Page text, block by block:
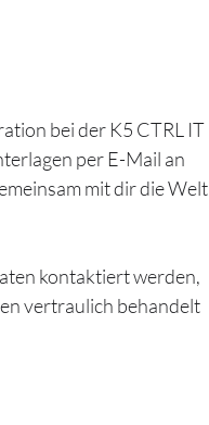
bei der K5 CTRL IT
per E-Mail an
mit dir die Welt
kontaktiert werden,
vertraulich behandelt